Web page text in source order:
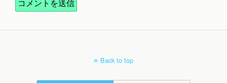
Back to top